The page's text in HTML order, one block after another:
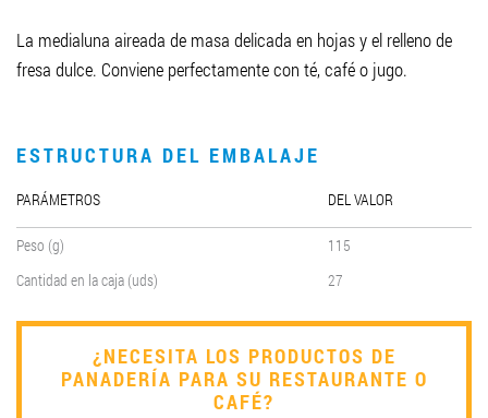
La medialuna aireada de masa delicada en hojas y el relleno de
fresa dulce. Conviene perfectamente con té, café o jugo.
ESTRUCTURA DEL EMBALAJE
PARÁMETROS DEL VALOR
Peso (g)
115
Cantidad en la caja (uds)
27
¿NECESITA LOS PRODUCTOS DE
PANADERÍA PARA SU RESTAURANTE O
CAFÉ?